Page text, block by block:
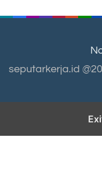
seputarkerja.id